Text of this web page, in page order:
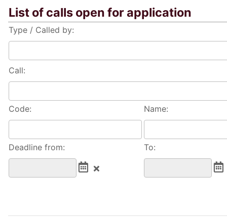
List of calls open for application
Type / Called by:
Call:
Code: Name:
Deadline from: To: